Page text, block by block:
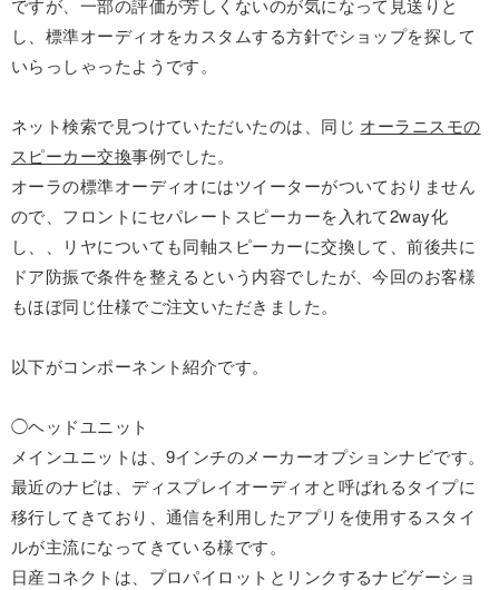
ですが、一部の評価が芳しくないのが気になって見送りと
し、標準オーディオをカスタムする方針でショップを探して
いらっしゃったようです。
ネット検索で見つけていただいたのは、同じ オーラニスモの
スピーカー交換事例でした。
オーラの標準オーディオにはツイーターがついておりません
ので、フロントにセパレートスピーカーを入れて2way化
し、、リヤについても同軸スピーカーに交換して、前後共に
ドア防振で条件を整えるという内容でしたが、今回のお客様
もほぼ同じ仕様でご注文いただきました。
以下がコンポーネント紹介です。
◯ヘッドユニット
メインユニットは、9インチのメーカーオプションナビです。
最近のナビは、ディスプレイオーディオと呼ばれるタイプに
移行してきており、通信を利用したアプリを使用するスタイ
ルが主流になってきている様です。
日産コネクトは、プロパイロットとリンクするナビゲーショ